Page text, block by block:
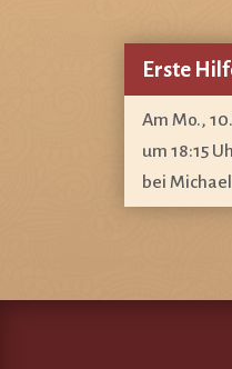
Erste
Am Mo.,
um 18:15
bei